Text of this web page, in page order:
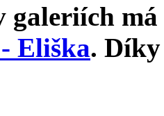
galeriích má
Eliška. Díky